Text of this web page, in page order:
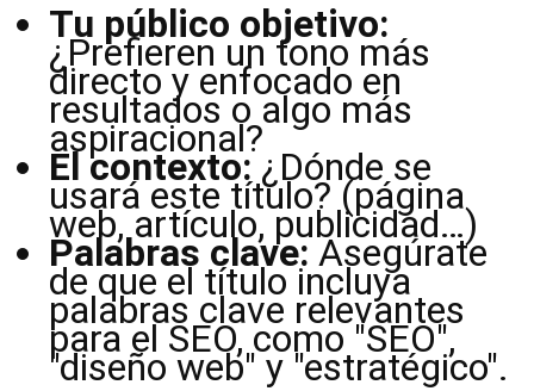
Tu público objetivo:
¿Prefieren un tono más
directo y enfocado en
resultados o algo más
aspiracional?
El contexto:¿Dónde se
usará este título? (página
web, artículo, publicidad…)
Palabras clave:Asegúrate
de que el título incluya
palabras clave relevantes
para el SEO, como "SEO",
"diseño web" y "estratégico".